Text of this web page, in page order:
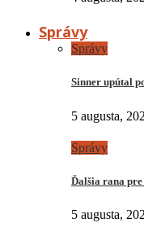
Správy
Správy
Sinner upútal
5 augusta,
Správy
Ďalšia rana
5 augusta,